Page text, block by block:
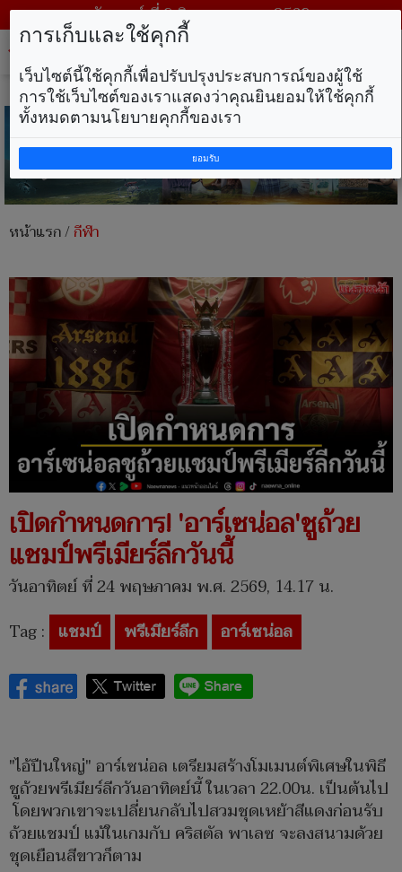
วันเสาร์ ที่ 8 สิงหาคม พ.ศ. 2569
หน้าแรก/กีฬา
เปิดกำหนดการ! 'อาร์เซน่อล'ชูถ้วย
แชมป์พรีเมียร์ลีกวันนี้
วันอาทิตย์ ที่ 24 พฤษภาคม พ.ศ. 2569, 14.17 น.
Tag : แชมป์ พรีเมียร์ลีก อาร์เซน่อล
"ไอ้ปืนใหญ่" อาร์เซน่อล เตรียมสร้างโมเมนต์พิเศษในพิธี
ชูถ้วยพรีเมียร์ลีกวันอาทิตย์นี้ ในเวลา 22.00น. เป็นต้นไป
โดยพวกเขาจะเปลี่ยนกลับไปสวมชุดเหย้าสีแดงก่อนรับ
ถ้วยแชมป์ แม้ในเกมกับ คริสตัล พาเลซ จะลงสนามด้วย
ชุดเยือนสีขาวก็ตาม
การเก็บและใช้คุกกี้
เว็บไซต์นี้ใช้คุกกี้เพื่อปรับปรุงประสบการณ์ของผู้ใช้
การใช้เว็บไซต์ของเราแสดงว่าคุณยินยอมให้ใช้คุกกี้
ทั้งหมดตามนโยบายคุกกี้ของเรา
ยอมรับ